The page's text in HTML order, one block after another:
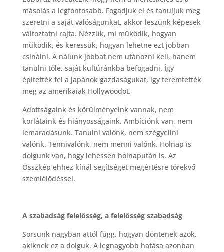
másolás a legfontosabb. Fogadjuk el és tanuljuk meg
szeretni a saját valóságunkat, akkor leszünk képesek
változtatni rajta. Nézzük, mi működik, hogyan
működik, és keressük, hogyan lehetne ezt jobban
csinálni. A nálunk jobbat nem utánozni kell, hanem
tanulni tőle, saját kultúránkba befogadni. Így
építették fel a japánok gazdaságukat, így teremtették
meg az amerikaiak Hollywoodot.
Adottságaink és körülményeink vannak, nem
korlátaink és hiányosságaink. Ambíciónk van, nem
lemaradásunk. Tanulni valónk, nem szégyellni
valónk. Tennivalónk, nem menni valónk. Holnap is
dolgunk van, hogy lehessen holnapután is. Az
Összkép ehhez kínál segítséget megértésre törekvő
szemlélődéssel.
A szabadság felelősség, a felelősség szabadság
Sorsunk nagyban attól függ, hogyan döntenek azok,
akiknek ez a dolguk. A legnagyobb hatása azonban